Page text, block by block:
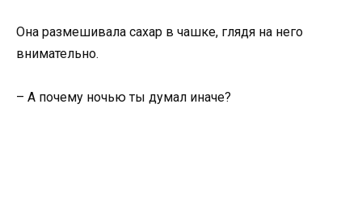
Она размешивала сахар в чашке, глядя на него
внимательно.
– А почему ночью ты думал иначе?